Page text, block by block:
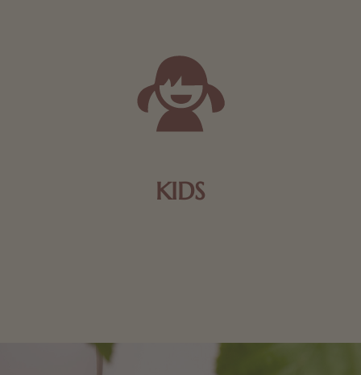
KIDS